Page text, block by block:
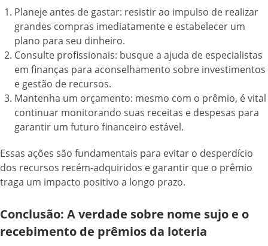
Planeje antes de gastar: resistir ao impulso de realizar
grandes compras imediatamente e estabelecer um
plano para seu dinheiro.
Consulte profissionais: busque a ajuda de especialistas
em finanças para aconselhamento sobre investimentos
e gestão de recursos.
Mantenha um orçamento: mesmo com o prêmio, é vital
continuar monitorando suas receitas e despesas para
garantir um futuro financeiro estável.
Essas ações são fundamentais para evitar o desperdício
dos recursos recém-adquiridos e garantir que o prêmio
traga um impacto positivo a longo prazo.
Conclusão: A verdade sobre nome sujo e o
recebimento de prêmios da loteria